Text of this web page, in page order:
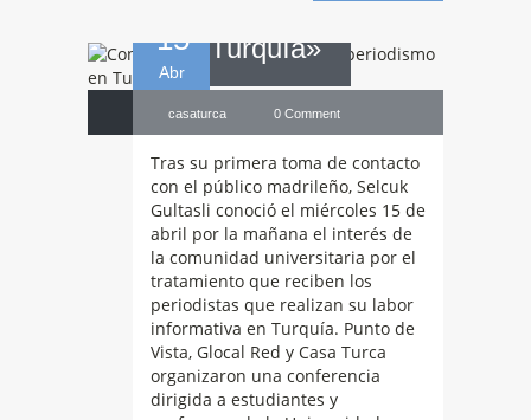
15
Abr
Turquía»
casaturca 0 Comment
Tras su primera toma de contacto
con el público madrileño, Selcuk
Gultasli conoció el miércoles 15 de
abril por la mañana el interés de
la comunidad universitaria por el
tratamiento que reciben los
periodistas que realizan su labor
informativa en Turquía. Punto de
Vista, Glocal Red y Casa Turca
organizaron una conferencia
dirigida a estudiantes y